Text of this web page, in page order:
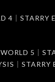
4｜
5｜
｜STARRY